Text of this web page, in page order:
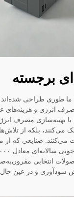
برجسته
انرژی و هزینه‌های
بهینه‌سازی مصرف
بلکه از
صنایعی که از
انتخابی
سودآوری و در عین